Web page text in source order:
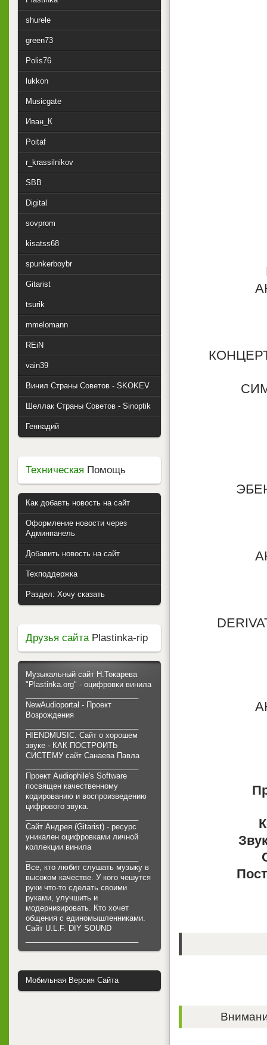
shurele
green73
Polis76
lukkon
Musicgate
Иван_К
Poitaf
r_krassilnikov
SBB
Digital
sovprom
kisatss68
spunkerboybr
Gitarist
tsurik
mmelomann
REiN
vain39
Винил Страны Советов - SKOKEV
Шеллак Страны Советов - Sinoptik
Геннадий
Техническая Помощь
Как добавть новость на сайт
Оформление новости через
Админпанель
Добавить новость на сайт
Техподдержка
Раздел: Хочу сказать
Друзья сайтаPlastinka-rip
Музыкальный сайт Н.Токарева
"Plastinka.org" - оцифровки винила
NewAudioportal - Проект
Возрождения
HIENDMUSIC. Сайт о хорошем
звуке - КАК ПОСТРОИТЬ
СИСТЕМУ сайт Санаева Павла
Проект Audiophile's Software
посвящен качественному
кодированию и воспроизведению
цифрового звука.
Сайт Андрея (Gitarist) - ресурс
уникален оцифровками личной
коллекции винила
Все, кто любит слушать музыку в
высоком качестве. У кого чешутся
руки что-то сделать своими
руками, улучшить и
модернизировать. Кто хочет
общения с единомышленниками.
Cайт U.L.F. DIY SOUND
Мобильная Версия Сайта